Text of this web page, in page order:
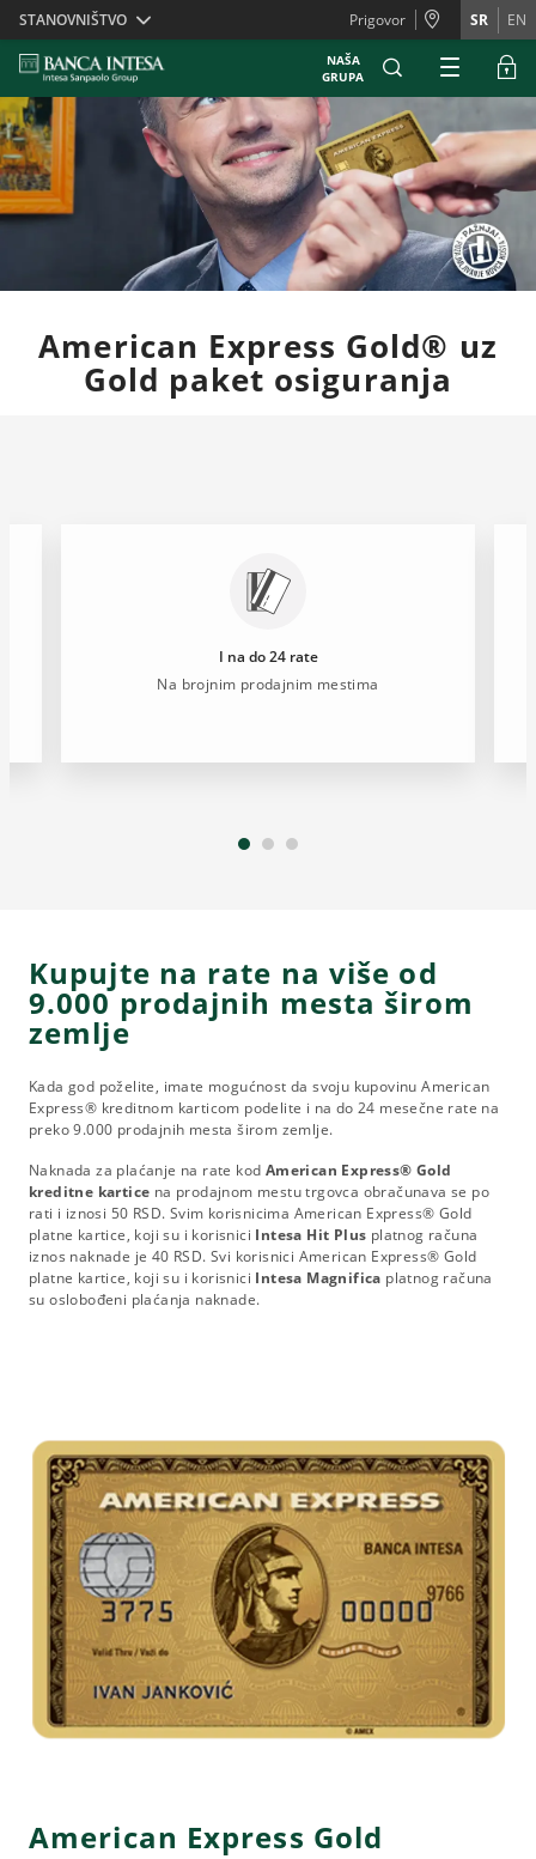
Skiplinks
STANOVNIŠTVO Prigovor SR EN
NAŠA
GRUPA
American Express Gold® uz
Gold paket osiguranja
I na do 24 rate
Na brojnim prodajnim mestima
Kupujte na rate na više od
9.000 prodajnih mesta širom
zemlje
Kada god poželite, imate mogućnost da svoju kupovinu American
Express® kreditnom karticom podelite i na do 24 mesečne rate na
preko 9.000 prodajnih mesta širom zemlje.
Naknada za plaćanje na rate kod American Express® Gold
kreditne kartice na prodajnom mestu trgovca obračunava se po
rati i iznosi 50 RSD. Svim korisnicima American Express® Gold
platne kartice, koji su i korisnici Intesa Hit Plus platnog računa
iznos naknade je 40 RSD. Svi korisnici American Express® Gold
platne kartice, koji su i korisnici Intesa Magnifica platnog računa
su oslobođeni plaćanja naknade.
American Express Gold